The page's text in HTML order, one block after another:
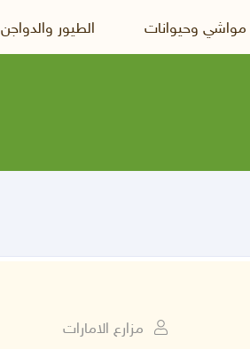
مواشي وحيوانات الطيور والدواجن
مزارع الامارات